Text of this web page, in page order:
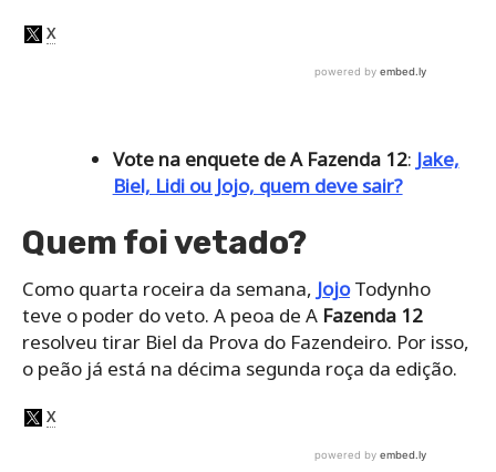
Vote na enquete de A Fazenda 12: Jake,
Biel, Lidi ou Jojo, quem deve sair?
Quem foi vetado?
Como quarta roceira da semana, JojoTodynho
teve o poder do veto. A peoa de A Fazenda 12
resolveu tirar Biel da Prova do Fazendeiro. Por isso,
o peão já está na décima segunda roça da edição.